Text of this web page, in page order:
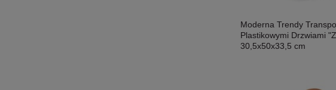
Moderna Trendy
Plastikowymi Drzwiami
30,5x50x33,5 cm